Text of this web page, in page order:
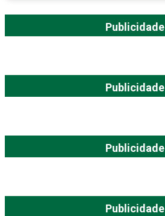
Publicidade
Publicidade
Publicidade
Publicidade